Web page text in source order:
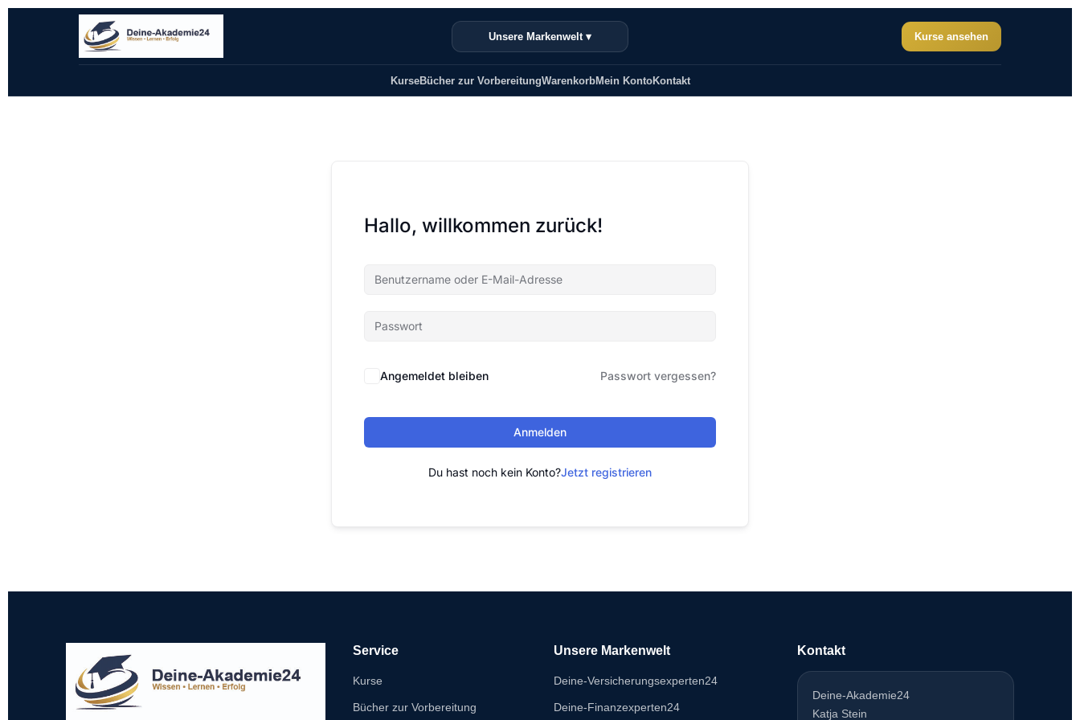
Unsere Markenwelt ▾ Kurse ansehen
KurseBücher zur VorbereitungWarenkorbMein KontoKontakt
Hallo, willkommen zurück!
Angemeldet bleiben Passwort vergessen?
Anmelden
Du hast noch kein Konto?Jetzt registrieren
Service
Kurse
Bücher zur Vorbereitung
Unsere Markenwelt
Deine-Versicherungsexperten24
Deine-Finanzexperten24
Kontakt
Deine-Akademie24
Katja Stein